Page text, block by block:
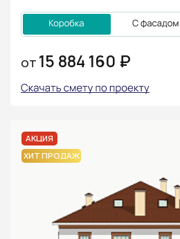
ОТ 15 884 160 ₽
АКЦИЯ
ХИТ ПРОДАЖ